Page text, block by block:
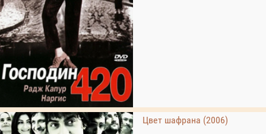
Цвет шафрана (2006)